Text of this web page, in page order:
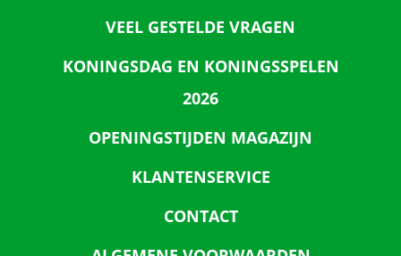
VEEL GESTELDE VRAGEN
KONINGSDAG EN KONINGSSPELEN
2026
OPENINGSTIJDEN MAGAZIJN
KLANTENSERVICE
CONTACT